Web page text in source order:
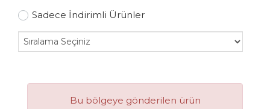
Sadece İndirimli Ürünler
Bu bölgeye gönderilen ürün